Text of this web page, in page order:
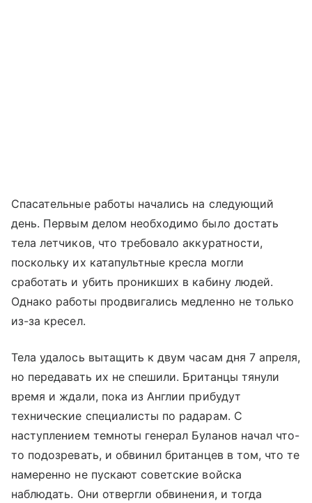
Спасательные работы начались на следующий
день. Первым делом необходимо было достать
тела летчиков, что требовало аккуратности,
поскольку их катапультные кресла могли
сработать и убить проникших в кабину людей.
Однако работы продвигались медленно не только
из-за кресел.
Тела удалось вытащить к двум часам дня 7 апреля,
но передавать их не спешили. Британцы тянули
время и ждали, пока из Англии прибудут
технические специалисты по радарам. С
наступлением темноты генерал Буланов начал что-
то подозревать, и обвинил британцев в том, что те
намеренно не пускают советские войска
наблюдать. Они отвергли обвинения, и тогда